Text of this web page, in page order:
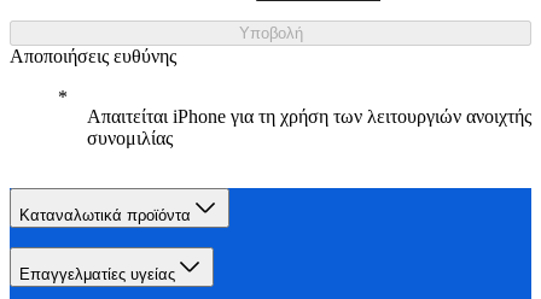
Υποβολή
Αποποιήσεις ευθύνης
Απαιτείται iPhone για τη χρήση των λειτουργιών ανοιχτής
συνομιλίας
Καταναλωτικά προϊόντα
Επαγγελματίες υγείας